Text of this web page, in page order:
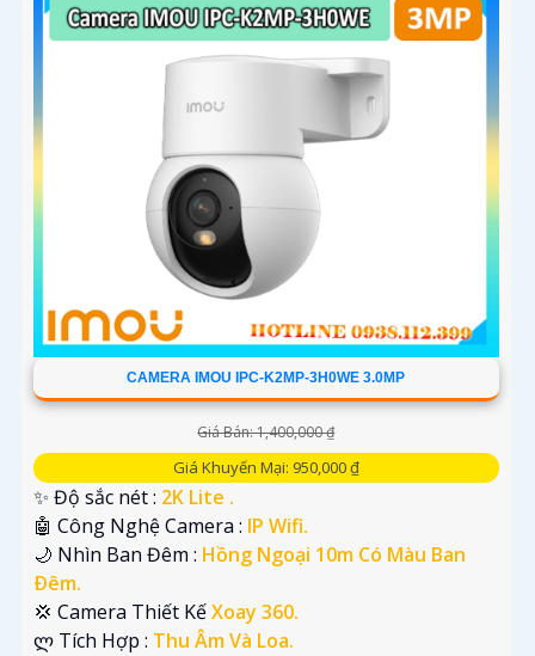
CAMERA IMOU IPC-K2MP-3H0WE 3.0MP
Giá Bán: 1,400,000 ₫
Giá Khuyến Mại: 950,000 ₫
✨ Độ sắc nét : 2K Lite .
🤖️ Công Nghệ Camera : IP Wifi.
🌙 Nhìn Ban Đêm : Hồng Ngoại 10m Có Màu Ban
Ðêm.
💢 Camera Thiết KếXoay 360.
️ლ Tích Hợp : Thu Âm Và Loa.